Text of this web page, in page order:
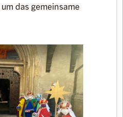
das gemeinsame